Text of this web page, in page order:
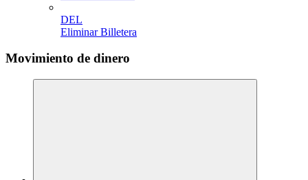
DEL
Eliminar Billetera
Movimiento de dinero